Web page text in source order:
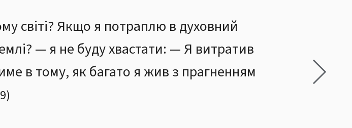
світі? Якщо я потраплю в духовний
— я не буду хвастати: — Я витратив
в тому, як багато я жив з прагненням
)